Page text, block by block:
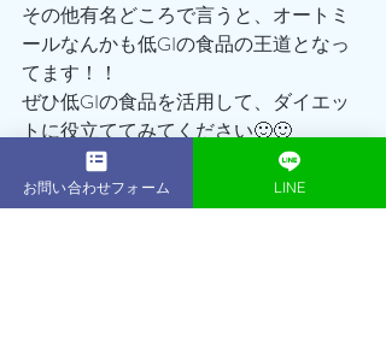
その他有名どころで言うと、オートミ
ールなんかも低GIの食品の王道となっ
てます！！
ぜひ低GIの食品を活用して、ダイエッ
トに役立ててみてください🙂🙂
ただいまACEGYMではSUMMER BODY
キャンペーンを実施中‼️
通常168,000円の16回プランが今ならな
お問い合わせフォーム LINE